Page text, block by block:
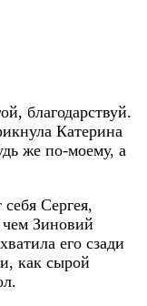
благодарствуй.
Катерина
же по-моему, а
Сергея,
Зиновий
его сзади
как сырой